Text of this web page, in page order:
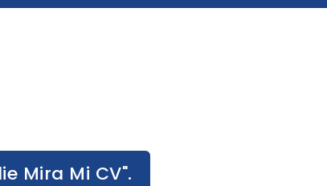
Mira Mi CV".